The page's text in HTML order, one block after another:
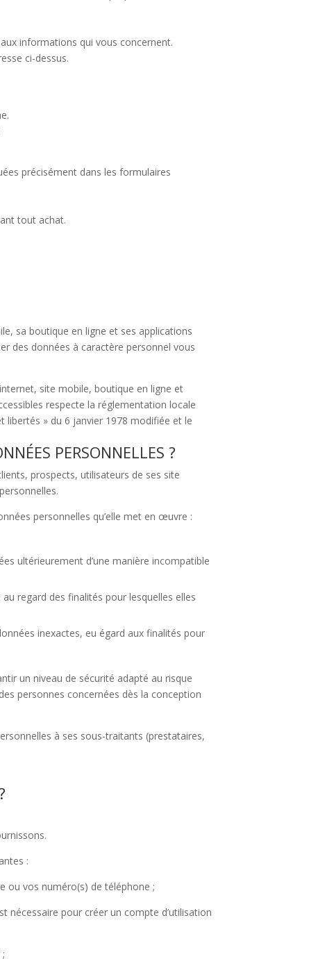
informations qui vous concernent.
ci-dessus.
précisément dans les formulaires
tout achat.
sa boutique en ligne et ses applications
des données à caractère personnel vous
site mobile, boutique en ligne et
respecte la réglementation locale
» du 6 janvier 1978 modifiée et le
PERSONNELLES ?
prospects, utilisateurs de ses site
personnelles qu’elle met en œuvre :
ultérieurement d’une manière incompatible
regard des finalités pour lesquelles elles
inexactes, eu égard aux finalités pour
un niveau de sécurité adapté au risque
personnes concernées dès la conception
à ses sous-traitants (prestataires,
:
ou vos numéro(s) de téléphone ;
nécessaire pour créer un compte d’utilisation